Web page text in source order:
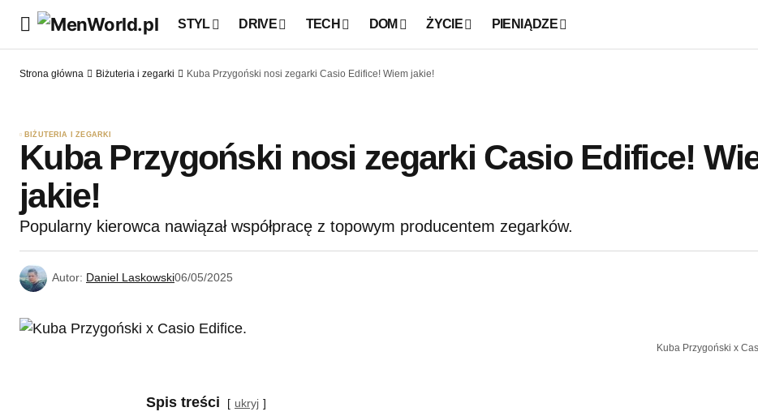
STYL DRIVE TECH DOM ŻYCIE PIENIĄDZE
Strona główna Biżuteria i zegarki Kuba Przygoński nosi zegarki Casio Edifice! Wiem jakie!
BIŻUTERIA I ZEGARKI
Kuba Przygoński nosi zegarki Casio Edifice!
jakie!
Popularny kierowca nawiązał współpracę z topowym producentem zegarków.
Autor: Daniel Laskowski06/05/2025
Kuba Przygoński x
Spis treści ukryj